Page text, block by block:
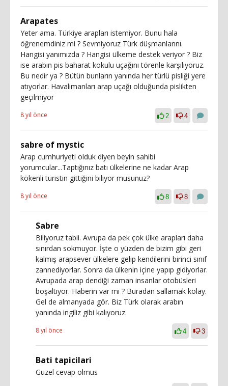
Arapates
Yeter ama. Türkiye arapları istemiyor. Bunu hala
öğrenemdiniz mi ? Sevmiyoruz Türk düşmanlarını.
Hangisi yanımızda ? Hangisi ülkeme destek veriyor ? Biz
ise arabın pis baharat kokulu uçağını törenle karşılıyoruz.
Bu nedir ya ? Bütün bunların yanında her türlü pisliği yere
atıyorlar. Havalimanları arap uçağı olduğunda pislikten
geçilmiyor
8 yıl önce 2 4
sabre of mystic
Arap cumhuriyeti olduk diyen beyin sahibi
yorumcular...Taptığınız batı ülkelerine ne kadar Arap
kökenli turistin gittiğini biliyor musunuz?
8 yıl önce 8 8
Sabre
Biliyoruz tabii. Avrupa da pek çok ülke arapları daha
sınırdan sokmuyor. İşte o yüzden de bizim gibi geri
kalmış arapsever ülkelere gelip kendilerini birinci sınıf
zannediyorlar. Sonra da ülkenin içine yapıp gidiyorlar.
Avrupada arap dendiği zaman insanlar otobüsleri
boşaltıyor. Haberin var mı ? Buradan sallamak kolay.
Gel de almanyada gör. Biz Türk olarak arabın
yanında ingiliz gibi kalıyoruz.
8 yıl önce 4 3
Bati tapicilari
Guzel cevap olmus